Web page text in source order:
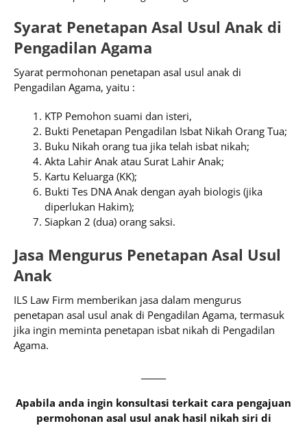
Syarat Penetapan Asal Usul Anak di
Pengadilan Agama
Syarat permohonan penetapan asal usul anak di
Pengadilan Agama, yaitu :
KTP Pemohon suami dan isteri,
Bukti Penetapan Pengadilan Isbat Nikah Orang Tua;
Buku Nikah orang tua jika telah isbat nikah;
Akta Lahir Anak atau Surat Lahir Anak;
Kartu Keluarga (KK);
Bukti Tes DNA Anak dengan ayah biologis (jika
diperlukan Hakim);
Siapkan 2 (dua) orang saksi.
Jasa Mengurus Penetapan Asal Usul
Anak
ILS Law Firm memberikan jasa dalam mengurus
penetapan asal usul anak di Pengadilan Agama, termasuk
jika ingin meminta penetapan isbat nikah di Pengadilan
Agama.
Apabila anda ingin konsultasi terkait cara pengajuan
permohonan asal usul anak hasil nikah siri di